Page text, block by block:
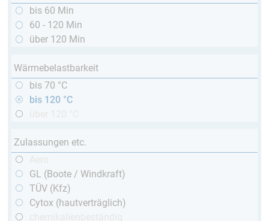
bis 60 Min
60 - 120 Min
über 120 Min
Wärmebelastbarkeit
bis 70 °C
bis 120 °C
Zulassungen etc.
GL (Boote / Windkraft)
TÜV (Kfz)
Cytox (hautverträglich)